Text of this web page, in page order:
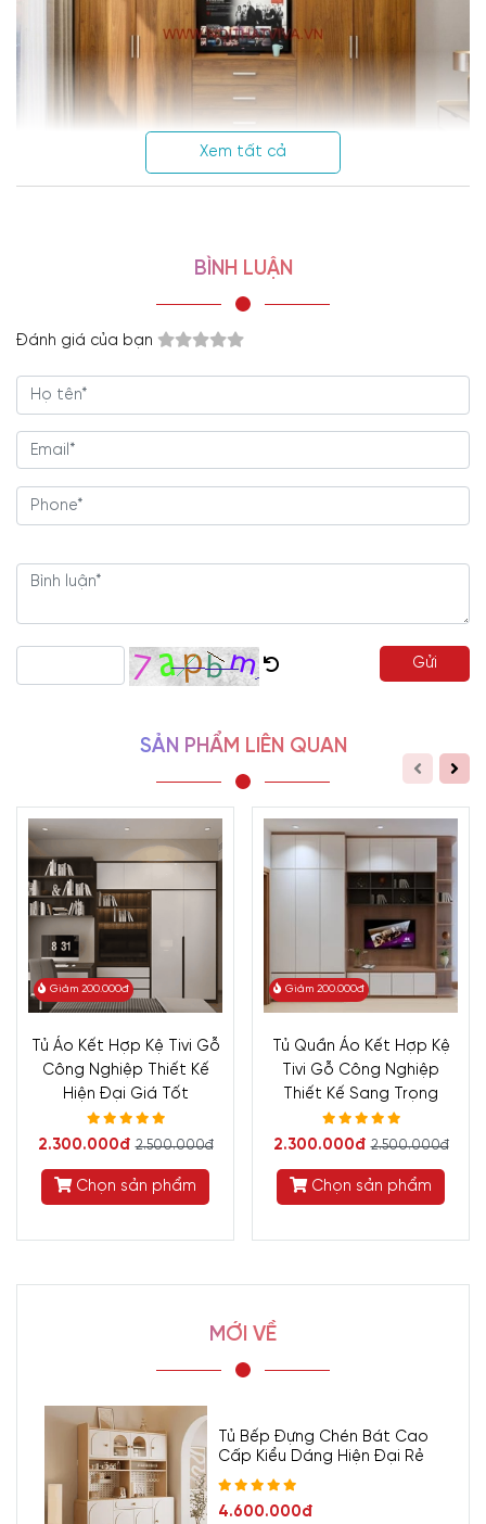
Xem tất cả
BÌNH LUẬN
Đánh giá của bạn
Gửi
SẢN PHẨM LIÊN QUAN
Giảm 200.000đ
Tủ Áo Kết Hợp Kệ Tivi Gỗ
Công Nghiệp Thiết Kế
Hiện Đại Giá Tốt
2.300.000đ 2.500.000đ
Chọn sản phẩm
Giảm 200.000đ
Tủ Quần Áo Kết Hợp Kệ
Tivi Gỗ Công Nghiệp
Thiết Kế Sang Trọng
2.300.000đ 2.500.000đ
Chọn sản phẩm
MỚI VỀ
Tủ Bếp Đựng Chén Bát Cao
Cấp Kiểu Dáng Hiện Đại Rẻ
4.600.000đ